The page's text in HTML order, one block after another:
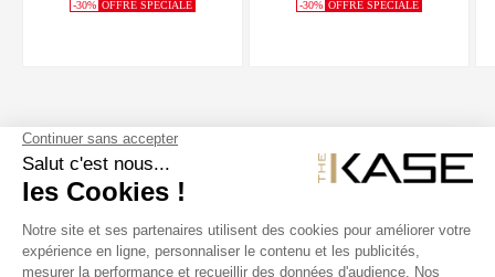
-30% OFFRE SPÉCIALE -30% OFFRE SPÉCIALE